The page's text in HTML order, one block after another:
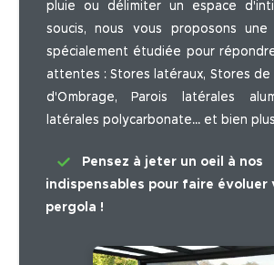
pluie ou délimiter un espace
soucis, nous vous proposons une
spécialement étudiée pour
attentes : Stores latéraux, Stores de
d'Ombrage, Parois latérales
latérales polycarbonate... et bien
Pensez à jeter un oeil à nos
indispensables pour faire évoluer
pergola !